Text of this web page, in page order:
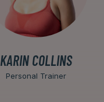
KARIN COLLINS
Personal Trainer